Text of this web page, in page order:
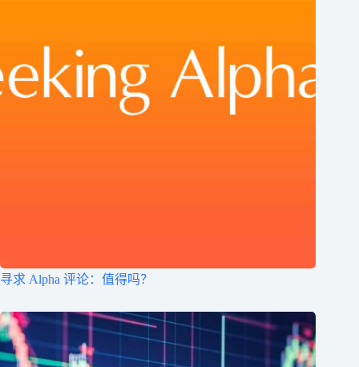
寻求 Alpha 评论：值得吗？